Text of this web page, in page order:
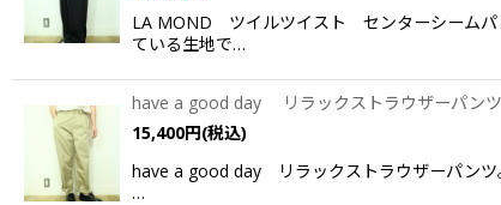
LA MOND ツイルツイスト センターシームパ
ている生地で…
have a good day リラックストラウザーパンツ
15,400円(税込)
have a good day リラックストラウザーパンツ
…